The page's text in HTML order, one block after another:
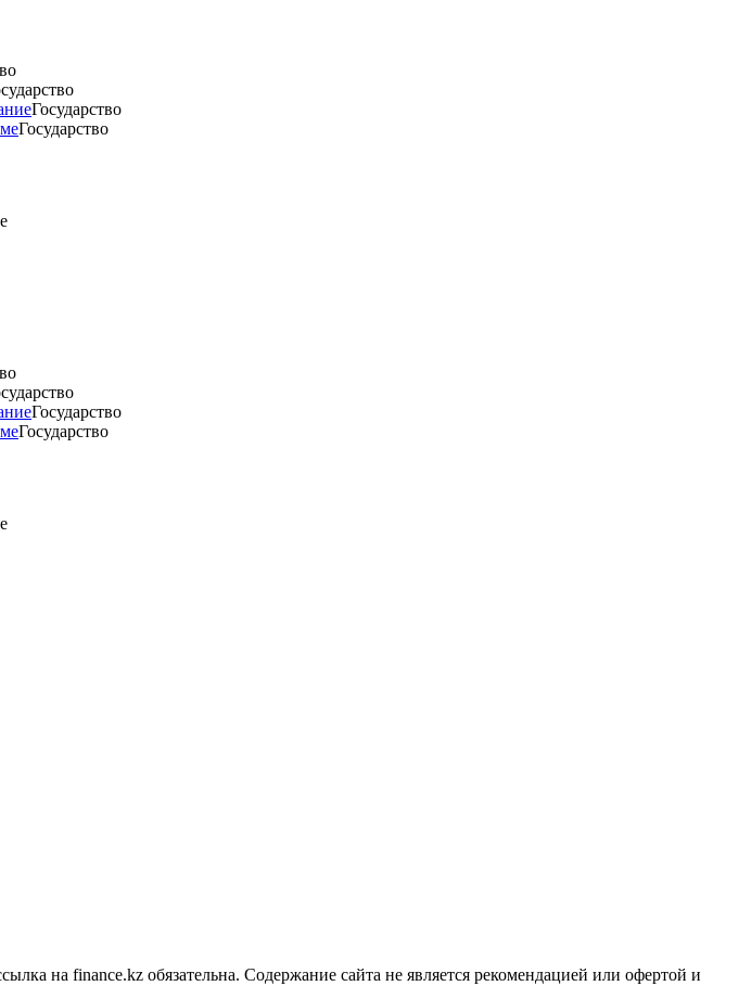
Государство
Государство
Государство
Государство
на finance.kz обязательна. Содержание сайта не является рекомендацией или офертой и